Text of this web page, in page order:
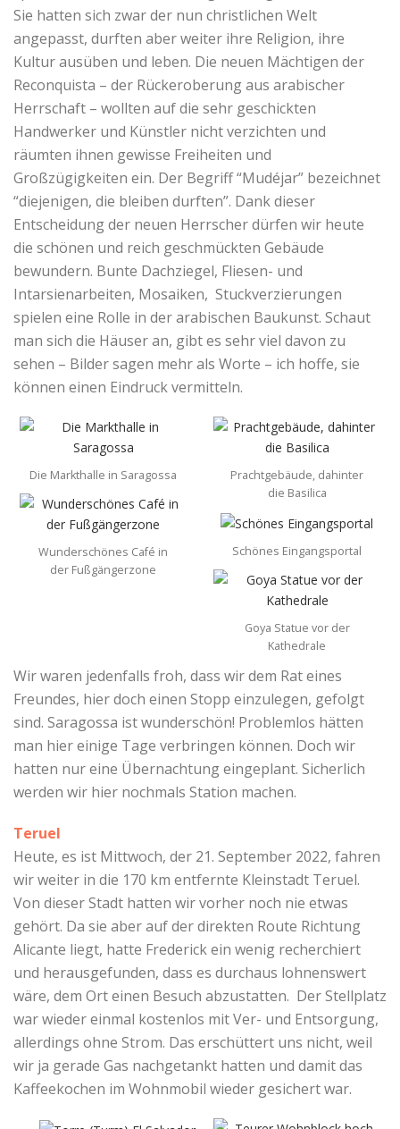
Sie hatten sich zwar der nun christlichen Welt
angepasst, durften aber weiter ihre Religion, ihre
Kultur ausüben und leben. Die neuen Mächtigen der
Reconquista – der Rückeroberung aus arabischer
Herrschaft – wollten auf die sehr geschickten
Handwerker und Künstler nicht verzichten und
räumten ihnen gewisse Freiheiten und
Großzügigkeiten ein. Der Begriff “Mudéjar” bezeichnet
“diejenigen, die bleiben durften”. Dank dieser
Entscheidung der neuen Herrscher dürfen wir heute
die schönen und reich geschmückten Gebäude
bewundern. Bunte Dachziegel, Fliesen- und
Intarsienarbeiten, Mosaiken, Stuckverzierungen
spielen eine Rolle in der arabischen Baukunst. Schaut
man sich die Häuser an, gibt es sehr viel davon zu
sehen – Bilder sagen mehr als Worte – ich hoffe, sie
können einen Eindruck vermitteln.
Prachtgebäude, dahinter
die Basilica
Die Markthalle in Saragossa
Wunderschönes Café in
der Fußgängerzone
Schönes Eingangsportal
Goya Statue vor der
Kathedrale
Wir waren jedenfalls froh, dass wir dem Rat eines
Freundes, hier doch einen Stopp einzulegen, gefolgt
sind. Saragossa ist wunderschön! Problemlos hätten
man hier einige Tage verbringen können. Doch wir
hatten nur eine Übernachtung eingeplant. Sicherlich
werden wir hier nochmals Station machen.
Teruel
Heute, es ist Mittwoch, der 21. September 2022, fahren
wir weiter in die 170 km entfernte Kleinstadt Teruel.
Von dieser Stadt hatten wir vorher noch nie etwas
gehört. Da sie aber auf der direkten Route Richtung
Alicante liegt, hatte Frederick ein wenig recherchiert
und herausgefunden, dass es durchaus lohnenswert
wäre, dem Ort einen Besuch abzustatten. Der Stellplatz
war wieder einmal kostenlos mit Ver- und Entsorgung,
allerdings ohne Strom. Das erschüttert uns nicht, weil
wir ja gerade Gas nachgetankt hatten und damit das
Kaffeekochen im Wohnmobil wieder gesichert war.